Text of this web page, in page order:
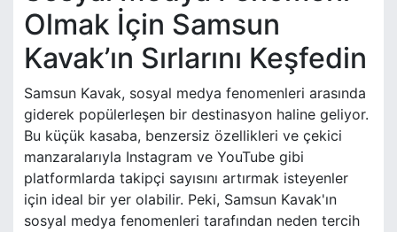
Olmak İçin Samsun
Kavak’ın Sırlarını Keşfedin
Samsun Kavak, sosyal medya fenomenleri arasında
giderek popülerleşen bir destinasyon haline geliyor.
Bu küçük kasaba, benzersiz özellikleri ve çekici
manzaralarıyla Instagram ve YouTube gibi
platformlarda takipçi sayısını artırmak isteyenler
için ideal bir yer olabilir. Peki, Samsun Kavak'ın
sosyal medya fenomenleri tarafından neden tercih